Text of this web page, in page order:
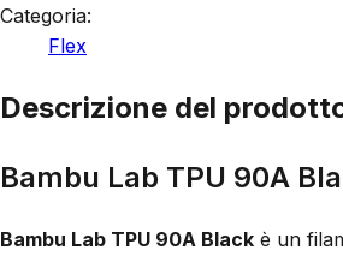
Categoria:
Flex
Descrizione del
Bambu Lab TPU 90A
Bambu Lab TPU 90A Black è un